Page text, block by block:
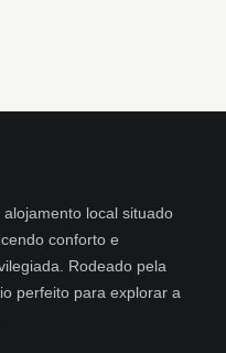
local situado
conforto e
Rodeado pela
perfeito para explorar a